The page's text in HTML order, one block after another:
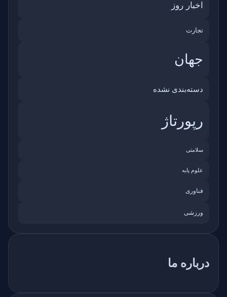
اخبار روز
تجارت
جهان
دسته‌بندی نشده
رپورتاژ
سلامتی
علوم پایه
فناوری
ورزشی
درباره ما